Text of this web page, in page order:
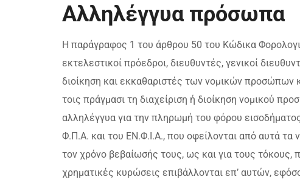
Αλληλέγγυα πρόσωπα
Η παράγραφος 1 του άρθρου 50 του Κώδικα
εκτελεστικοί πρόεδροι, διευθυντές, γενικοί
διοίκηση και εκκαθαριστές των νομικών
τοις πράγμασι τη διαχείριση ή διοίκηση νομικού
αλληλέγγυα για την πληρωμή του φόρου
Φ.Π.Α. και του ΕΝ.Φ.Ι.Α., που οφείλονται από αυτά τα
τον χρόνο βεβαίωσής τους, ως και για τους τόκους,
χρηματικές κυρώσεις επιβάλλονται επ’ αυτών,